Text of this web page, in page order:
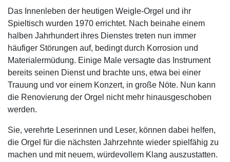
Das Innenleben der heutigen Weigle-Orgel und ihr
Spieltisch wurden 1970 errichtet. Nach beinahe einem
halben Jahrhundert ihres Dienstes treten nun immer
häufiger Störungen auf, bedingt durch Korrosion und
Materialermüdung. Einige Male versagte das Instrument
bereits seinen Dienst und brachte uns, etwa bei einer
Trauung und vor einem Konzert, in große Nöte. Nun kann
die Renovierung der Orgel nicht mehr hinausgeschoben
werden.
Sie, verehrte Leserinnen und Leser, können dabei helfen,
die Orgel für die nächsten Jahrzehnte wieder spielfähig zu
machen und mit neuem, würdevollem Klang auszustatten.